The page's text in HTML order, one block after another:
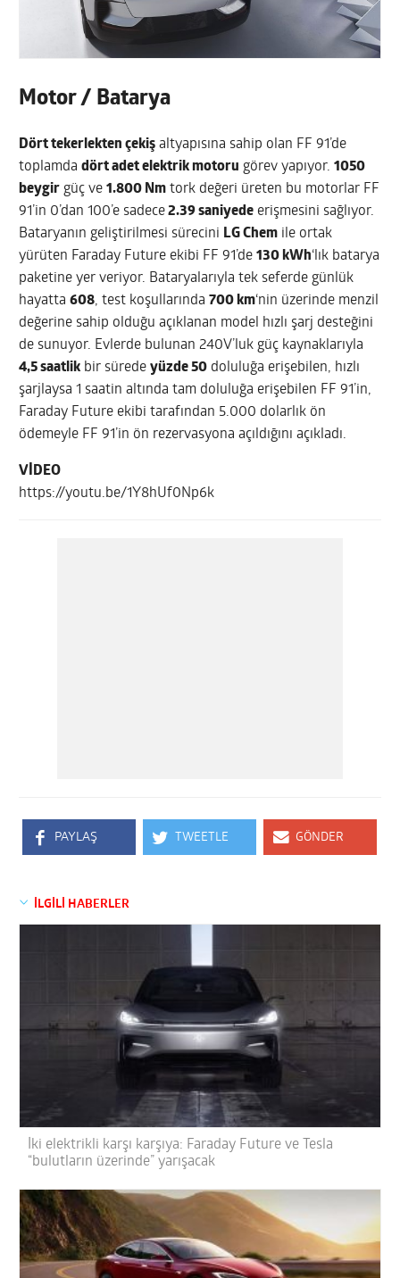
Motor / Batarya
Dört tekerlekten çekiş altyapısına sahip olan FF 91’de
toplamdadört adet elektrik motoru görev yapıyor.1050
beygir güç ve1.800 Nm tork değeri üreten bu motorlar FF
91’in 0’dan 100’e sadece2.39 saniyede erişmesini sağlıyor.
Bataryanın geliştirilmesi sürecini LG Chem ile ortak
yürüten Faraday Future ekibi FF 91’de130 kWh‘lık batarya
paketine yer veriyor. Bataryalarıyla tek seferde günlük
hayatta608, test koşullarında700 km‘nin üzerinde menzil
değerine sahip olduğu açıklanan model hızlı şarj desteğini
de sunuyor. Evlerde bulunan 240V’luk güç kaynaklarıyla
4,5 saatlik bir süredeyüzde 50 doluluğa erişebilen, hızlı
şarjlaysa 1 saatin altında tam doluluğa erişebilen FF 91’in,
Faraday Future ekibi tarafından 5.000 dolarlık ön
ödemeyle FF 91’in ön rezervasyona açıldığını açıkladı.
VİDEO
https://youtu.be/1Y8hUf0Np6k
PAYLAŞ TWEETLE GÖNDER
İLGİLİ HABERLER
İki elektrikli karşı karşıya: Faraday Future ve Tesla
“bulutların üzerinde” yarışacak